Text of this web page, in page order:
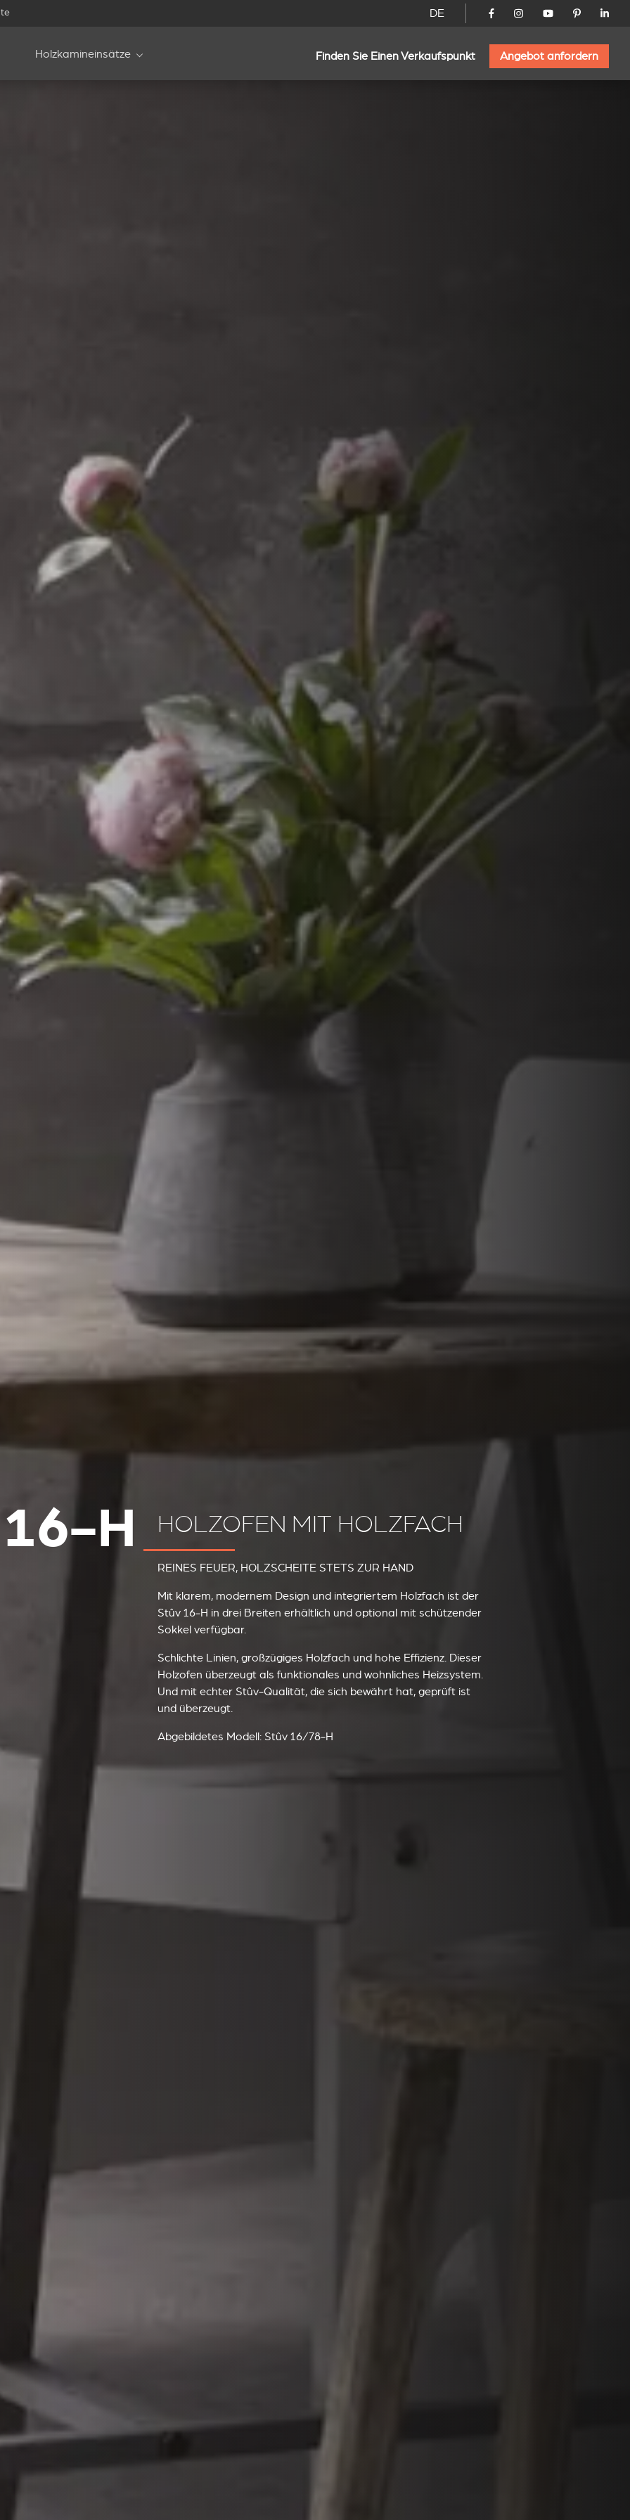
DE
Holzkamineinsätze Finden Sie Einen Verkaufspunkt Angebot anfordern
H HOLZOFEN MIT HOLZFACH
REINES FEUER, HOLZSCHEITE STETS ZUR HAND
Mit klarem, modernem Design und integriertem Holzfach ist der
Stûv 16‑H in drei Breiten erhältlich und optional mit schützender
Sokkel verfügbar.
Schlichte Linien, großzügiges Holzfach und hohe Effizienz. Dieser
Holzofen überzeugt als funktionales und wohnliches Heizsystem.
Und mit echter Stûv‑Qualität, die sich bewährt hat, geprüft ist
und überzeugt.
Abgebildetes Modell: Stûv 16/78‑H